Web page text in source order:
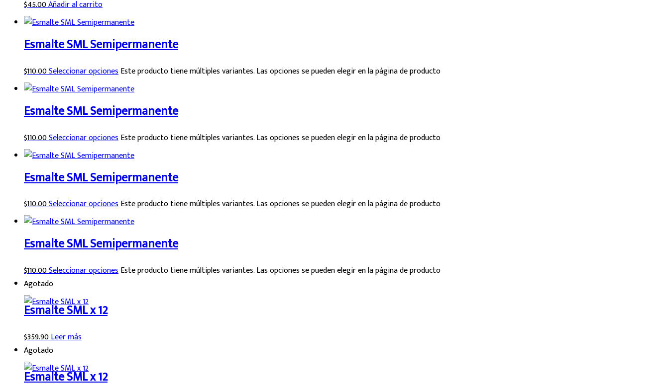
$45.00Añadir al carrito
Esmalte SML Semipermanente
$110.00Seleccionar opcionesEste producto tiene múltiples variantes. Las opciones se pueden elegir en la página de producto
Esmalte SML Semipermanente
$110.00Seleccionar opcionesEste producto tiene múltiples variantes. Las opciones se pueden elegir en la página de producto
Esmalte SML Semipermanente
$110.00Seleccionar opcionesEste producto tiene múltiples variantes. Las opciones se pueden elegir en la página de producto
Esmalte SML Semipermanente
$110.00Seleccionar opcionesEste producto tiene múltiples variantes. Las opciones se pueden elegir en la página de producto
Agotado
Esmalte SML x 12
$359.90Leer más
Agotado
Esmalte SML x 12